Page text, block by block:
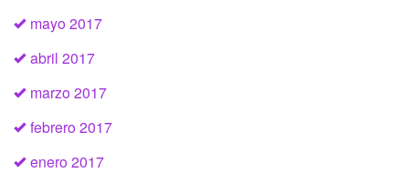
mayo 2017
abril 2017
marzo 2017
febrero 2017
enero 2017